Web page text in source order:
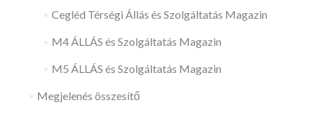
Cegléd Térségi Állás és Szolgáltatás Magazin
M4 ÁLLÁS és Szolgáltatás Magazin
M5 ÁLLÁS és Szolgáltatás Magazin
Megjelenés összesítő